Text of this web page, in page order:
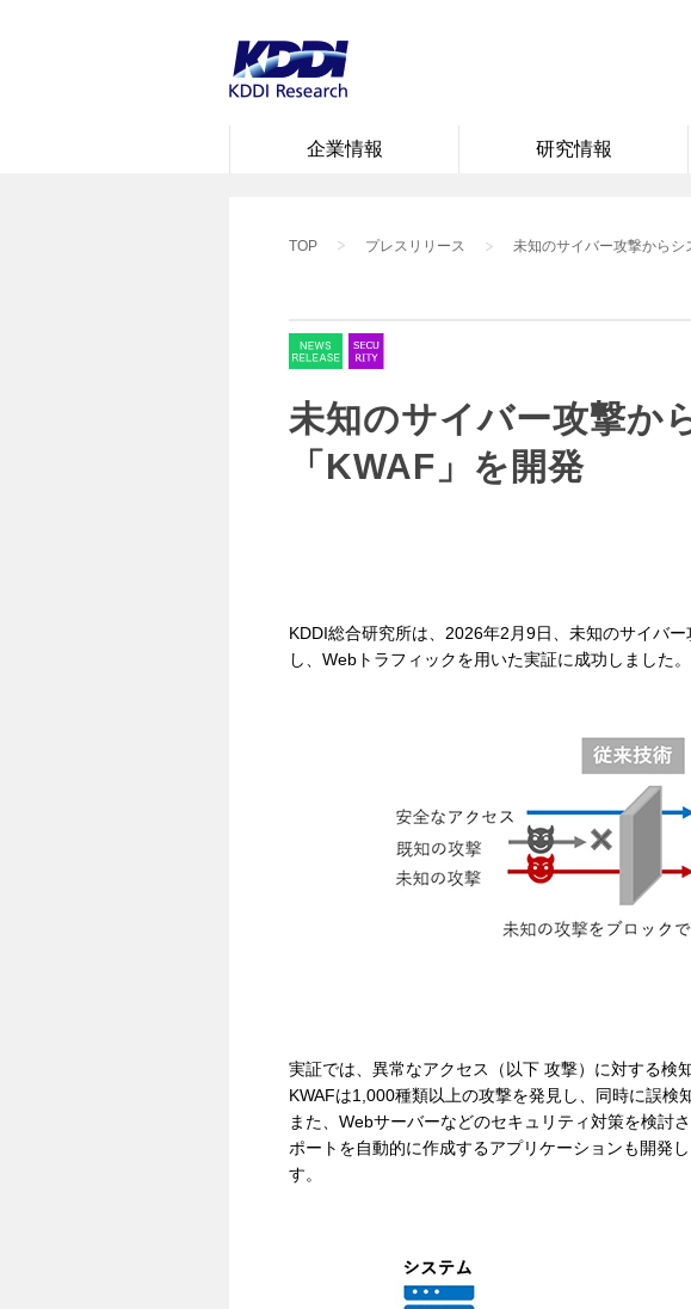
企業情報 研究情報
TOP プレスリリース 未知のサイバー攻撃からシ
未知のサイバー攻撃か
「KWAF」を開発
KDDI総合研究所は、2026年2月9日、未知のサイバ
し、Webトラフィックを用いた実証に成功しました。
実証では、異常なアクセス（以下 攻撃）に対する検
KWAFは1,000種類以上の攻撃を発見し、同時に誤検
また、Webサーバーなどのセキュリティ対策を検討
ポートを自動的に作成するアプリケーションも開発
す。